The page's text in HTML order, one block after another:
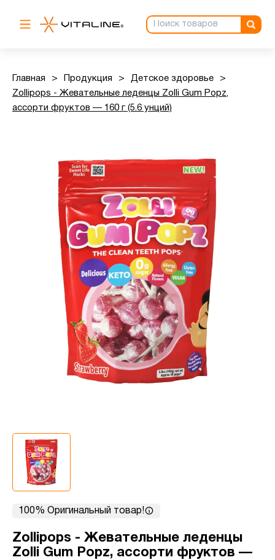
Главная > Продукция > Детское здоровье
>
Zollipops - Жевательные леденцы Zolli Gum Popz,
ассорти фруктов — 160 г (5.6 унций)
100% Оригинальный товар!
Zollipops - Жевательные леденцы
Zolli Gum Popz, ассорти фруктов —